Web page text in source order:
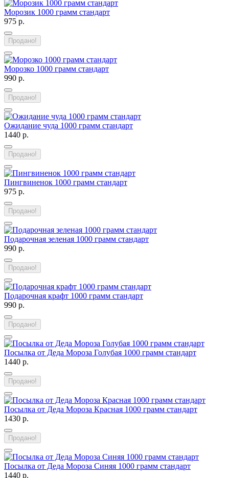
Морозик 1000 грамм стандарт
975 р.
Продано!
Морозко 1000 грамм стандарт
990 р.
Продано!
Ожидание чуда 1000 грамм стандарт
1440 р.
Продано!
Пингвиненок 1000 грамм стандарт
975 р.
Продано!
Подарочная зеленая 1000 грамм стандарт
990 р.
Продано!
Подарочная крафт 1000 грамм стандарт
990 р.
Продано!
Посылка от Деда Мороза Голубая 1000 грамм стандарт
1440 р.
Продано!
Посылка от Деда Мороза Красная 1000 грамм стандарт
1430 р.
Продано!
Посылка от Деда Мороза Синяя 1000 грамм стандарт
1440 р.